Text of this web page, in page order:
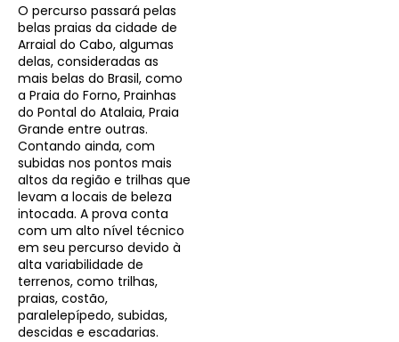
O percurso passará pelas
belas praias da cidade de
Arraial do Cabo, algumas
delas, consideradas as
mais belas do Brasil, como
a Praia do Forno, Prainhas
do Pontal do Atalaia, Praia
Grande entre outras.
Contando ainda, com
subidas nos pontos mais
altos da região e trilhas que
levam a locais de beleza
intocada. A prova conta
com um alto nível técnico
em seu percurso devido à
alta variabilidade de
terrenos, como trilhas,
praias, costão,
paralelepípedo, subidas,
descidas e escadarias.